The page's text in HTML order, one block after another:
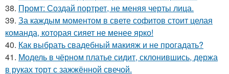
38. Промт: Создай портрет, не меняя черты лица.
39. За каждым моментом в свете софитов стоит целая
команда, которая сияет не менее ярко!
40. Как выбрать свадебный макияж и не прогадать?
41. Модель в чёрном платье сидит, склонившись, держа
в руках торт с зажжённой свечой.